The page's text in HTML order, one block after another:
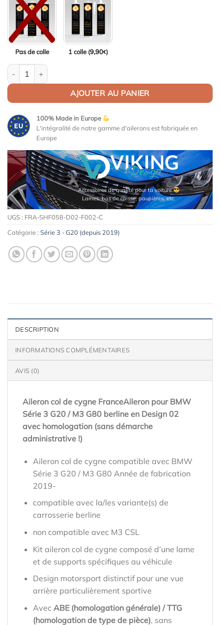
Pas de colle 1 colle (9,90€)
quantité de Aileron Col de cygne V2 pour BMW Série 3 G20 /
AJOUTER AU PANIER
100% Made in Europe
L'intégralité de notre gamme d'ailerons est fabriquée en
Europe
Accessoires de qualité pour ta voiture
Lames, bas de caisse, paupières, etc.
UGS : FRA-SHF058-D02-F002-C
Catégorie : Série 3 - G20 (depuis 2019)
DESCRIPTION
INFORMATIONS COMPLÉMENTAIRES
AVIS (0)
Aileron col de cygne FranceAileron pour BMW
Série 3 G20 / M3 G80 berline en Design 02
avec homologation (sans démarche
administrative !)
Aileron col de cygne compatible avec BMW
Série 3 G20 / M3 G80 Année de fabrication
2019-
compatible avec la/les variante(s) de
carrosserie berline
non compatible avec M3 CSL
Kit aileron col de cygne composé d’une lame
et de supports spécifiques au véhicule
Design motorsport distinctif pour une vue
arrière particulièrement sportive
Avec ABE (homologation générale) / TTG
(homologation de type de pièce), sans